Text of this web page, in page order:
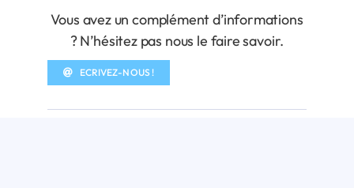
Vous avez un complément d’informations
? N’hésitez pas nous le faire savoir.
ECRIVEZ-NOUS !